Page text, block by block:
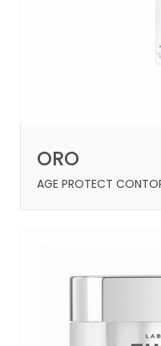
ORO
AGE PROTECT